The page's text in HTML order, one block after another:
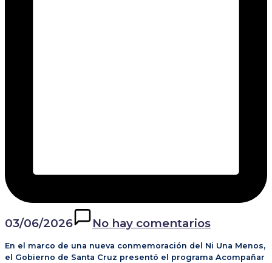
03/06/2026 No hay comentarios
En el marco de una nueva conmemoración del Ni Una Menos,
el Gobierno de Santa Cruz presentó el programa Acompañar